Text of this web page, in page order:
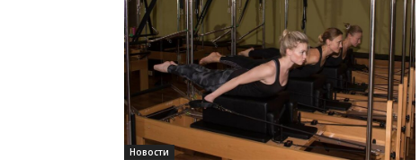
Новости